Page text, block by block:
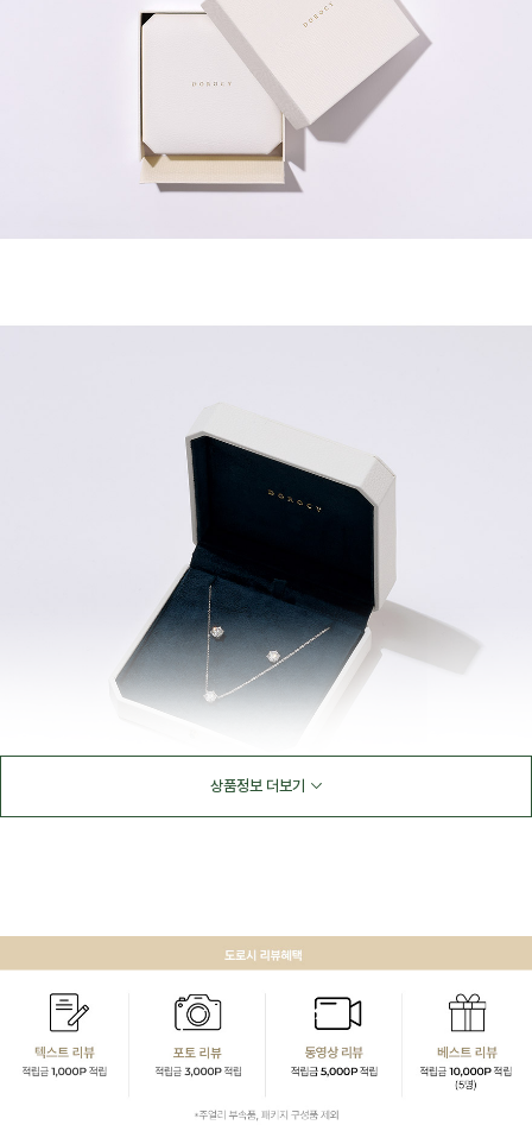
상품정보 더보기